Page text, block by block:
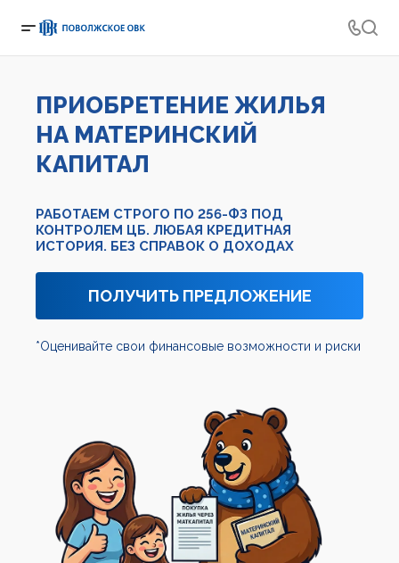
ПРИОБРЕТЕНИЕ ЖИЛЬЯ
НА МАТЕРИНСКИЙ
КАПИТАЛ
РАБОТАЕМ СТРОГО ПО 256-ФЗ ПОД
КОНТРОЛЕМ ЦБ. ЛЮБАЯ КРЕДИТНАЯ
ИСТОРИЯ. БЕЗ СПРАВОК О ДОХОДАХ
ПОЛУЧИТЬ ПРЕДЛОЖЕНИЕ
*Оценивайте свои финансовые возможности и риски